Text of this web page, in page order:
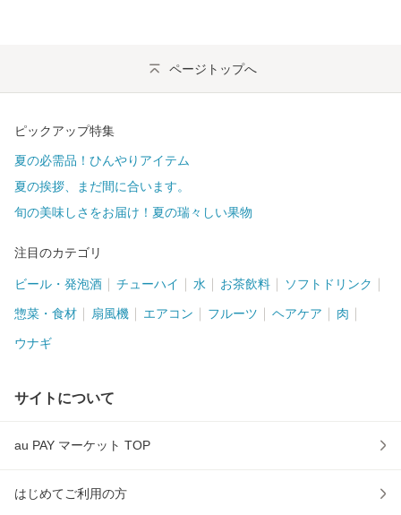
ページトップへ
ピックアップ特集
夏の必需品！ひんやりアイテム
夏の挨拶、まだ間に合います。
旬の美味しさをお届け！夏の瑞々しい果物
注目のカテゴリ
ビール・発泡酒 チューハイ 水 お茶飲料 ソフトドリンク
惣菜・食材 扇風機 エアコン フルーツ ヘアケア 肉
ウナギ
サイトについて
au PAY マーケット TOP
はじめてご利用の方